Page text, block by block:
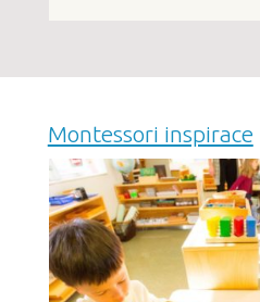
Montessori inspirace